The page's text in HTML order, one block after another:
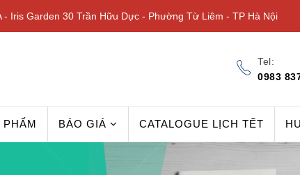
Iris Garden 30 Trần Hữu Dực - Phường Từ Liêm - TP Hà Nội
Tel:
0983
PHẨM BÁO GIÁ CATALOGUE LỊCH TẾT